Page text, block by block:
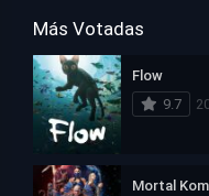
Más Votadas
Flow
9.7
Mortal